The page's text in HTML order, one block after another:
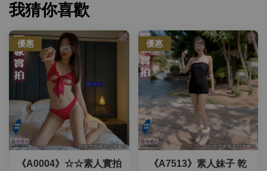
我猜你喜歡
優惠
《A0004》☆☆素人實拍
優惠
《A7513》素人妹子 乾